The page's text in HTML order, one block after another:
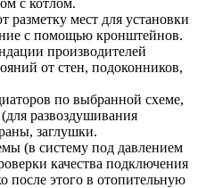
с котлом.
разметку мест для установки
с помощью кронштейнов.
производителей
от стен, подоконников,
по выбранной схеме,
развоздушивания
заглушки.
(в систему под давлением
качества подключения
после этого в отопительную